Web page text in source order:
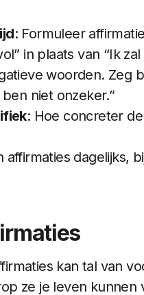
: Formuleer
in plaats van “Ik zal
woorden. Zeg
niet onzeker.”
: Hoe concreter
affirmaties dagelijks,
kan tal van
ze je leven kunnen